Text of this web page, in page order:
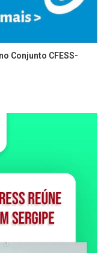
Conjunto CFESS-